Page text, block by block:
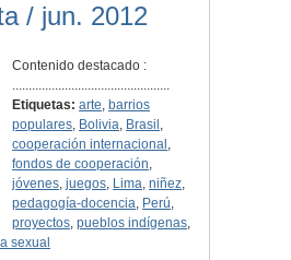
/ jun. 2012
Contenido destacado :
................................................
Etiquetas: arte, barrios
populares, Bolivia, Brasil ,
cooperación internacional ,
fondos de cooperación,
jóvenes,juegos, Lima,niñez,
pedagogía-docencia, Perú,
proyectos,pueblos indígenas,
sexual